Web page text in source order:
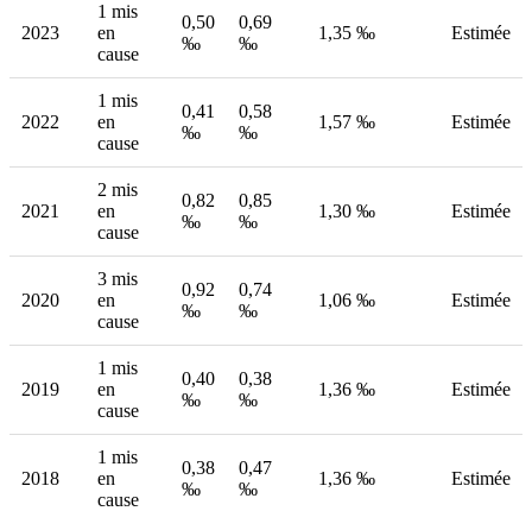
2023
1 mis
en
cause
0,50
‰
0,69
‰
1,35 ‰ Estimée
2022
1 mis
en
cause
0,41
‰
0,58
‰
1,57 ‰ Estimée
2021
2 mis
en
cause
0,82
‰
0,85
‰
1,30 ‰ Estimée
2020
3 mis
en
cause
0,92
‰
0,74
‰
1,06 ‰ Estimée
2019
1 mis
en
cause
0,40
‰
0,38
‰
1,36 ‰ Estimée
2018
1 mis
en
cause
0,38
‰
0,47
‰
1,36 ‰ Estimée